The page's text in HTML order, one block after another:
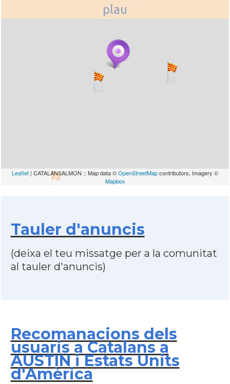
plau
Leaflet | CATALANSALMON :: Map data ©OpenStreetMapcontributors, Imagery ©
Mapbox
Tauler d'anuncis
(deixa el teu missatge per a la comunitat
al tauler d'anuncis)
Recomanacions dels
usuaris a Catalans a
AUSTIN i Estats Units
d'Amèrica